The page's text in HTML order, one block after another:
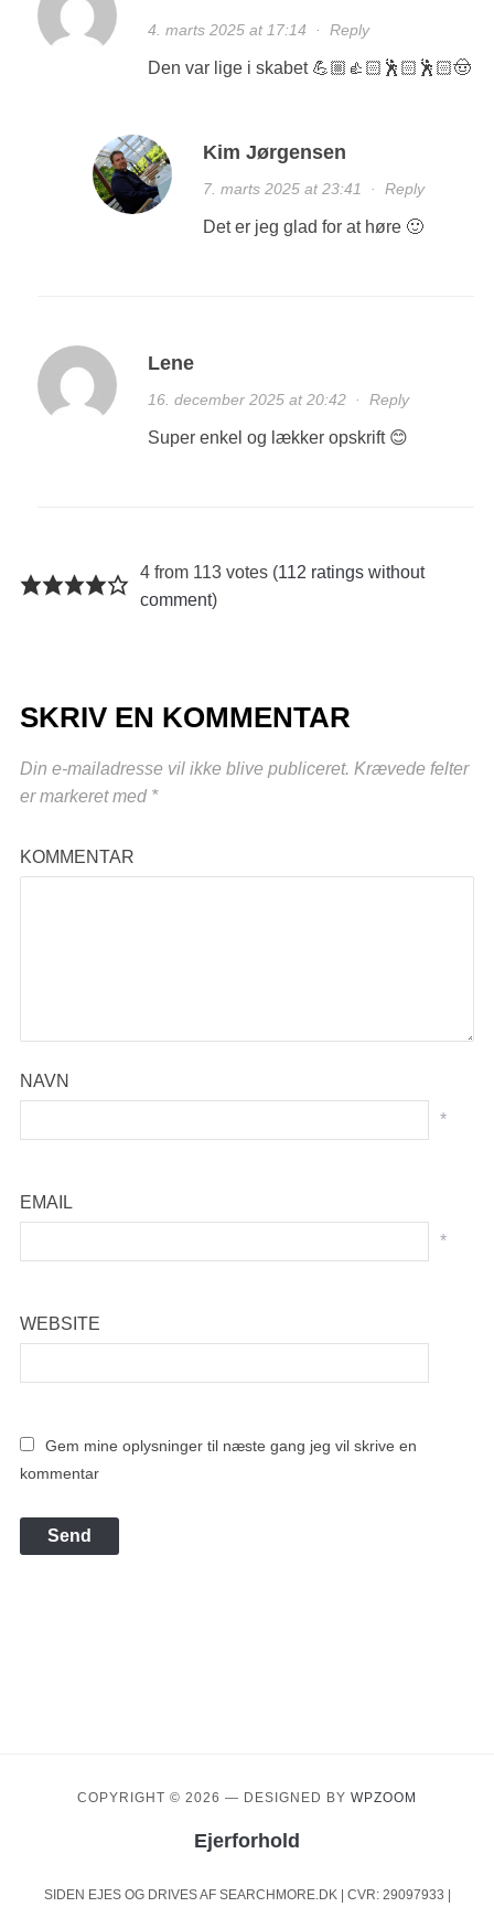
4. marts 2025 at 17:14 · Reply
Den var lige i skabet 💪🏼👍🏻🕺🏻🕺🏻🤠
Kim Jørgensen
7. marts 2025 at 23:41 · Reply
Det er jeg glad for at høre 🙂
Lene
16. december 2025 at 20:42· Reply
Super enkel og lækker opskrift 😊
4 from 113 votes (112 ratings without
comment)
SKRIV EN KOMMENTAR
Din e-mailadresse vil ikke blive publiceret. Krævede felter
er markeret med *
KOMMENTAR
NAVN
*
EMAIL
*
WEBSITE
Gem mine oplysninger til næste gang jeg vil skrive en
kommentar
COPYRIGHT © 2026 — DESIGNED BY WPZOOM
Ejerforhold
SIDEN EJES OG DRIVES AF SEARCHMORE.DK | CVR: 29097933 |